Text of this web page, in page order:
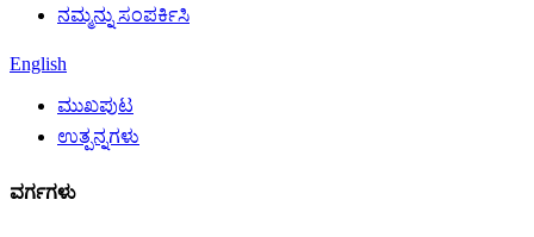
ನಮ್ಮನ್ನು ಸಂಪರ್ಕಿಸಿ
English
ಮುಖಪುಟ
ಉತ್ಪನ್ನಗಳು
ವರ್ಗಗಳು